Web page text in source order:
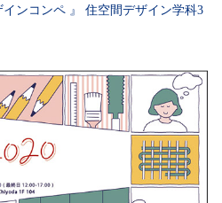
インコンペ 』 住空間デザイン学科3